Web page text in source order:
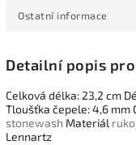
Ostatní informace
Detailní popis
Celková délka: 23,2 cm
Tloušťka čepele: 4,6 mm
stonewash Materiál
Lennartz